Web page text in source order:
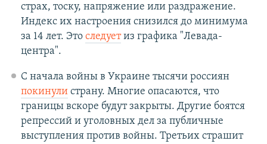
страх, тоску, напряжение или раздражение.
Индекс их настроения снизился до минимума
за 14 лет. Это следуетиз графика "Левада-
центра".
С начала войны в Украине тысячи россиян
покинулистрану. Многие опасаются, что
границы вскоре будут закрыты. Другие боятся
репрессий и уголовных дел за публичные
выступления против войны. Третьих страшит